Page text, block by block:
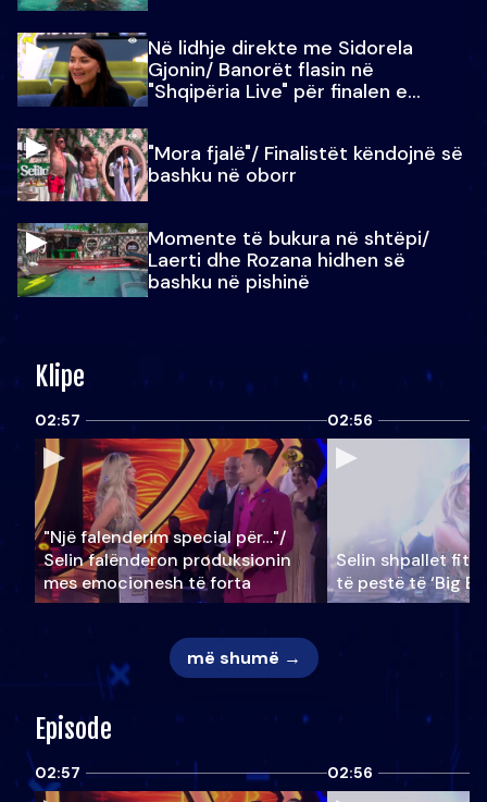
Në lidhje direkte me Sidorela
Gjonin/ Banorët flasin në
"Shqipëria Live" për finalen e
"Mora fjalë"/ Finalistët këndojnë së
bashku në oborr
Momente të bukura në shtëpi/
Laerti dhe Rozana hidhen së
bashku në pishinë
Klipe
02:57
"Një falenderim special për…"/
Selin falënderon produksionin
mes emocionesh të forta
02:56
Selin shpallet
të pestë të ‘Big
më shumë →
Episode
02:57 02:56